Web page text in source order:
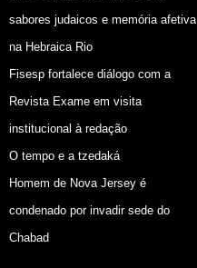
sabores judaicos e memória afetiva
na Hebraica Rio
Fisesp fortalece diálogo com a
Revista Exame em visita
institucional à redação
O tempo e a tzedaká
Homem de Nova Jersey é
condenado por invadir sede do
Chabad